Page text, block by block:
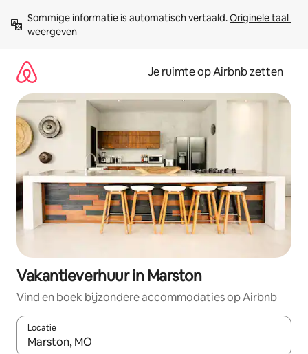
direct
naar
Sommige informatie is automatisch vertaald. Originele taal
weergeven
Je ruimte op Airbnb zetten
Vakantieverhuur in Marston
Vind en boek bijzondere accommodaties op Airbnb
Locatie
Wanneer er suggesties beschikbaar zijn, maak je een keuze